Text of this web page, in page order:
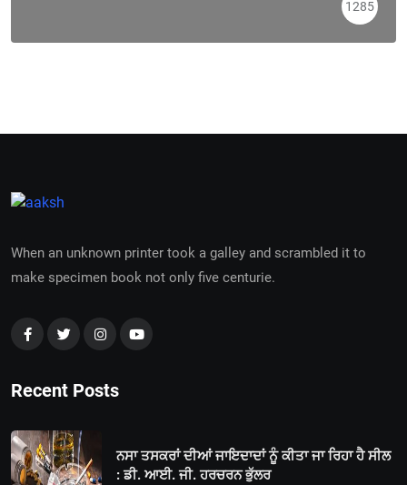
1285
When an unknown printer took a galley and scrambled it to
make specimen book not only five centurie.
Recent Posts
ਨਸਾ ਤਸਕਰਾਂ ਦੀਆਂ ਜਾਇਦਾਦਾਂ ਨੂੰ ਕੀਤਾ ਜਾ ਰਿਹਾ ਹੈ ਸੀਲ
: ਡੀ. ਆਈ. ਜੀ. ਹਰਚਰਨ ਭੁੱਲਰ